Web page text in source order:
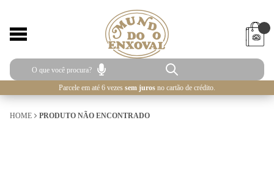
Parcele em até 6 vezes sem juros no cartão de crédito.
HOME PRODUTO NÃO ENCONTRADO